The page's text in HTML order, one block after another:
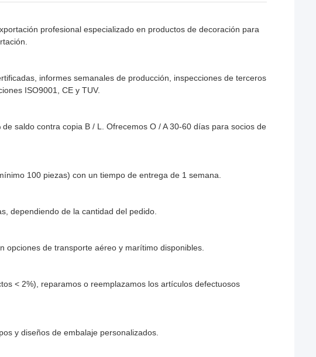
profesional especializado en productos de decoración para
informes semanales de producción, inspecciones de terceros
ISO9001, CE y TUV.
saldo contra copia B / L. Ofrecemos O / A 30-60 días para socios de
100 piezas) con un tiempo de entrega de 1 semana.
dependiendo de la cantidad del pedido.
opciones de transporte aéreo y marítimo disponibles.
< 2%), reparamos o reemplazamos los artículos defectuosos
y diseños de embalaje personalizados.